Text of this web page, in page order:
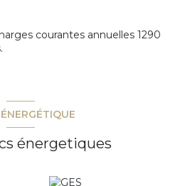
courantes annuelles 1290
énergetiques